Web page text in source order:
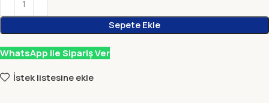
Sepete Ekle
WhatsApp ile Sipariş Ver
İstek listesine ekle